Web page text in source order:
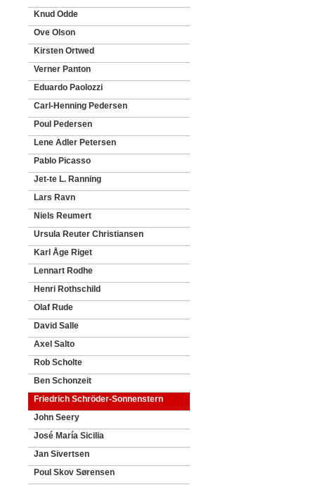
Knud Odde
Ove Olson
Kirsten Ortwed
Verner Panton
Eduardo Paolozzi
Carl-Henning Pedersen
Poul Pedersen
Lene Adler Petersen
Pablo Picasso
Jet-te L. Ranning
Lars Ravn
Niels Reumert
Ursula Reuter Christiansen
Karl Åge Riget
Lennart Rodhe
Henri Rothschild
Olaf Rude
David Salle
Axel Salto
Rob Scholte
Ben Schonzeit
Friedrich Schröder-Sonnenstern
John Seery
José María Sicilia
Jan Sivertsen
Poul Skov Sørensen